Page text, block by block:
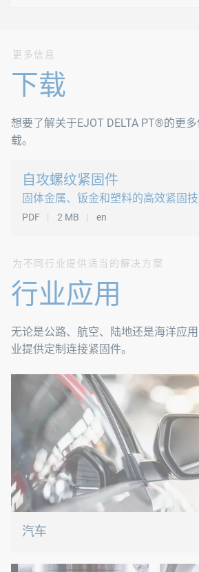
EJOT DELTA
在设计用钢螺钉直接紧固热塑性塑料
更多信息
下载
想要了解关于EJOT DELTA PT®的更
载。
自攻螺纹紧固件
固体金属、钣金和塑料的高效紧固
PDF 2 MB en
为不同行业提供适当的解决方案
行业应用
无论是公路、航空、陆地还是海洋应
业提供定制连接紧固件。
汽车
有合适的解决方案。